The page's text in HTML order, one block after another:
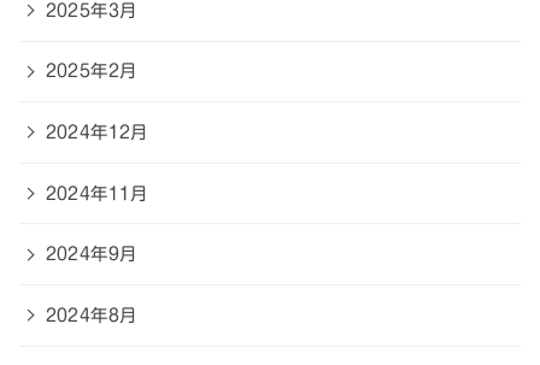
2025年3月
2025年2月
2024年12月
2024年11月
2024年9月
2024年8月